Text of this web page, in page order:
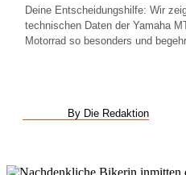
Deine Entscheidungshilfe: Wir
technischen Daten der Yamaha
Motorrad so besonders und
By Die Redaktion